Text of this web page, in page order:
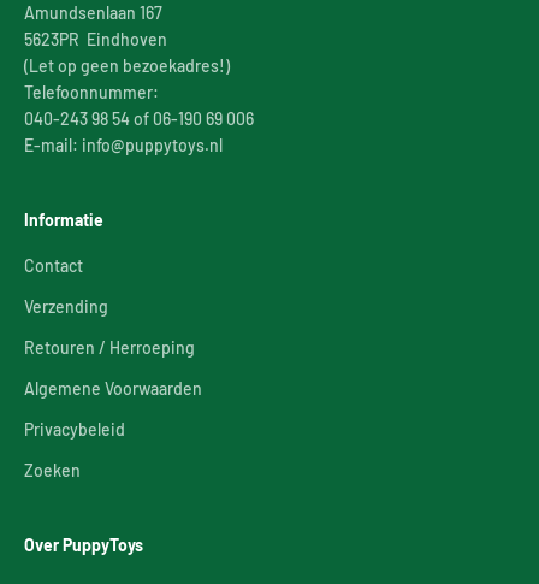
Amundsenlaan 167
5623PR Eindhoven
(Let op geen bezoekadres!)
Telefoonnummer:
040-243 98 54 of 06-190 69 006
E-mail: info@puppytoys.nl
Informatie
Contact
Verzending
Retouren / Herroeping
Algemene Voorwaarden
Privacybeleid
Zoeken
Over PuppyToys